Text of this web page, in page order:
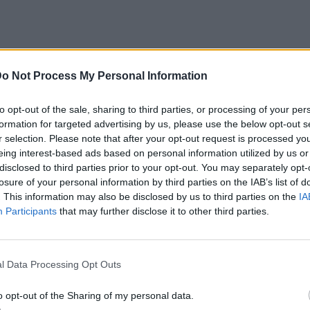
Not Process My Personal Information
opt-out of the sale, sharing to third parties, or processing of your
for targeted advertising by us, please use the below opt-out
selection. Please note that after your opt-out request is processed
interest-based ads based on personal information utilized by us
to third parties prior to your opt-out. You may separately
of your personal information by third parties on the IAB’s list of
This information may also be disclosed by us to third parties on the
Participants that may further disclose it to other third parties.
Data Processing Opt Outs
opt-out of the Sharing of my personal data.
με το Taste Atlas την πρώτη θέση
κερασμάτων της Ευρώπης με βαθμολογία
γλυκά όπως το ιταλικό πανετόνε παίρνει
στόλεν παίρνει μόλις 3,7 στα 5.
ελληνικό γλυκό, η καρυδόπιτα, που παίρνει
μελομακάρονα στην κορυφή της λίστας
με 4,4 στα 5.